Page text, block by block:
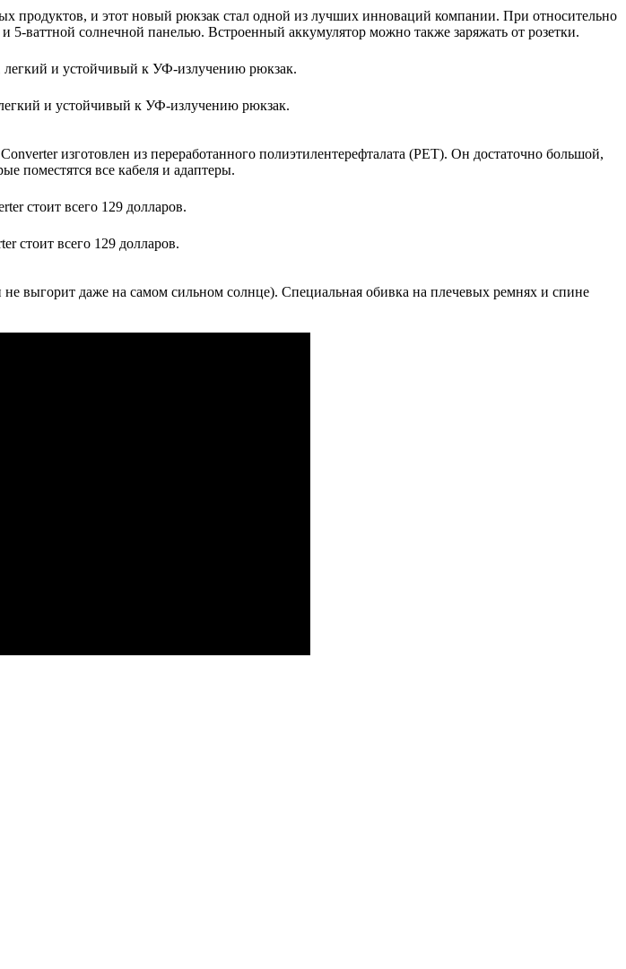
продуктов, и этот новый рюкзак стал одной из лучших инноваций компании. При относительно
5-ваттной солнечной панелью. Встроенный аккумулятор можно также заряжать от розетки.
и устойчивый к УФ-излучению рюкзак.
изготовлен из переработанного полиэтилентерефталата (PET). Он достаточно большой,
поместятся все кабеля и адаптеры.
стоит всего 129 долларов.
выгорит даже на самом сильном солнце). Специальная обивка на плечевых ремнях и спине